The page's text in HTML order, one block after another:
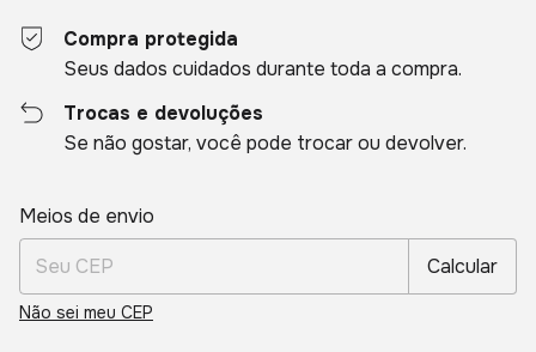
Compra protegida
Seus dados cuidados durante toda a compra.
Trocas e devoluções
Se não gostar, você pode trocar ou devolver.
Entregas para o CEP:
Meios de envio
Calcular
Não sei meu CEP